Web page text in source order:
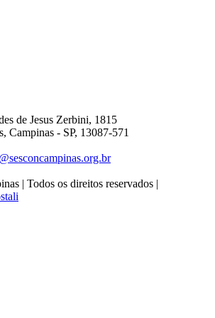
de Jesus Zerbini, 1815
Campinas - SP, 13087-571
| Todos os direitos reservados |